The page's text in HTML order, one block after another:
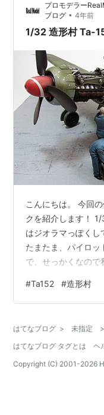
い印象が違いますね
ています。 今まで
プロモデラー
ブログ • 4年前
こんにちは。 今回
クを紹介します！
はジオラマっぽくし
たまたま、パイロ
で、せっかくなので
多いですが… 私は意
おられます！ 機体
（＾＾）b 機体の塗
グリーン＋ブラウン
ですね。さりげな…
#Ta152 #造形村
はてなブログ > 未指定 >
はてなブログ タグとは
ヘ
Copyright (C) 2001-2026